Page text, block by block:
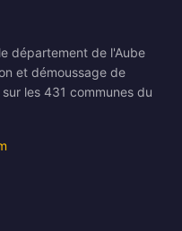
département de l'Aube
et démoussage de
les 431 communes du